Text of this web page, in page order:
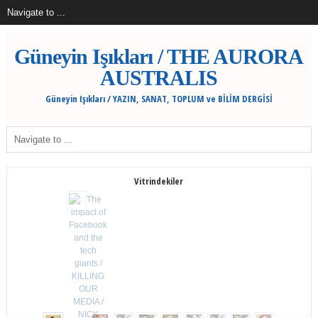
Güneyin Işıkları / THE AURORA
AUSTRALIS
Güneyin Işıkları / YAZIN, SANAT, TOPLUM ve BİLİM DERGİSİ
Vitrindekiler